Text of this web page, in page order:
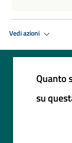
Vedi azioni
Quanto
su